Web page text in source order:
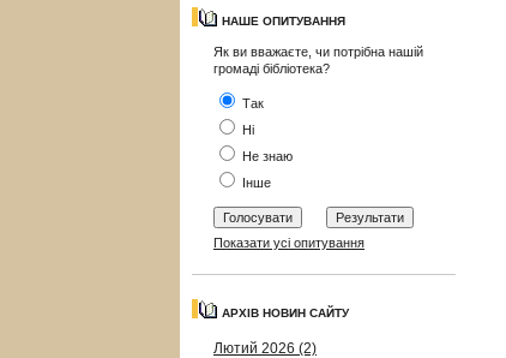
НАШЕ ОПИТУВАННЯ
Як ви вважаєте, чи потрібна нашій
громаді бібліотека?
Так
Ні
Не знаю
Інше
Показати усі опитування
АРХІВ НОВИН САЙТУ
Лютий 2026 (2)